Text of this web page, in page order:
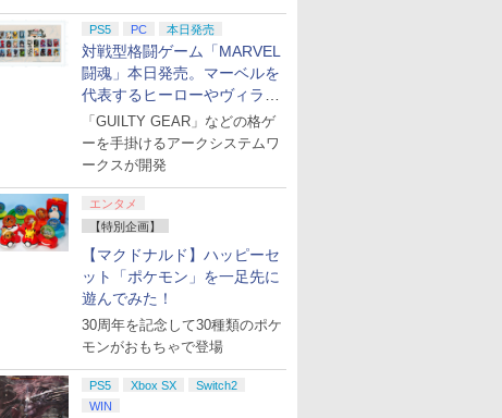
PS5 PC 本日発売
対戦型格闘ゲーム「MARVEL
闘魂」本日発売。マーベルを
代表するヒーローやヴィラン
たちが登場
「GUILTY GEAR」などの格ゲ
ーを手掛けるアークシステムワ
ークスが開発
エンタメ
【特別企画】
【マクドナルド】ハッピーセ
ット「ポケモン」を一足先に
遊んでみた！
30周年を記念して30種類のポケ
モンがおもちゃで登場
PS5 Xbox SX
Switch2
WIN